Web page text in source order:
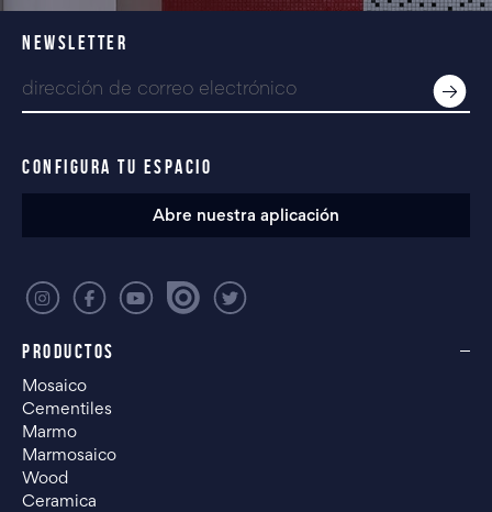
PRODUCTOS
Mosaico
Cementiles
Marmo
Marmosaico
Wood
Ceramica
NEWSLETTER
CONFIGURA TU ESPACIO
Abre nuestra aplicación